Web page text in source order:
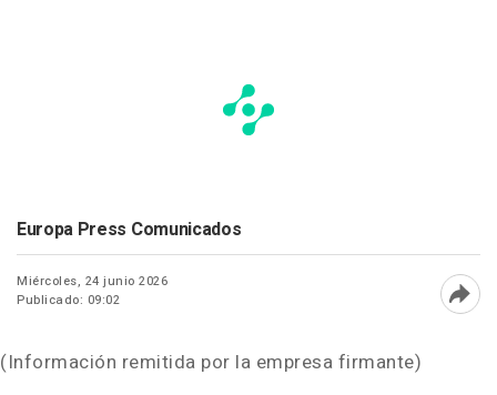
Europa Press Comunicados
Miércoles, 24 junio 2026
Publicado: 09:02
(Información remitida por la empresa firmante)